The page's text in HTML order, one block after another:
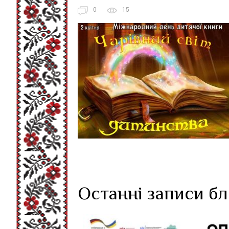
0 15
Останні записи